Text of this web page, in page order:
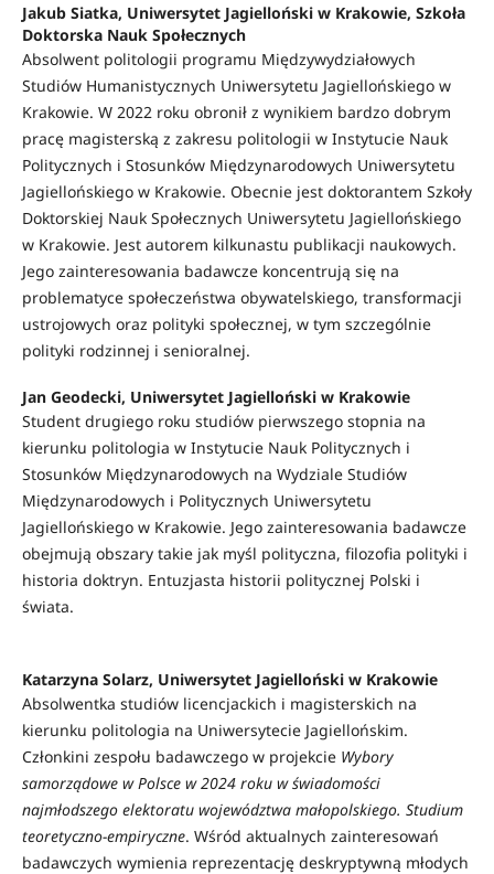
Jakub Siatka, Uniwersytet Jagielloński w Krakowie, Szkoła
Doktorska Nauk Społecznych
Absolwent politologii programu Międzywydziałowych
Studiów Humanistycznych Uniwersytetu Jagiellońskiego w
Krakowie. W 2022 roku obronił z wynikiem bardzo dobrym
pracę magisterską z zakresu politologii w Instytucie Nauk
Politycznych i Stosunków Międzynarodowych Uniwersytetu
Jagiellońskiego w Krakowie. Obecnie jest doktorantem Szkoły
Doktorskiej Nauk Społecznych Uniwersytetu Jagiellońskiego
w Krakowie. Jest autorem kilkunastu publikacji naukowych.
Jego zainteresowania badawcze koncentrują się na
problematyce społeczeństwa obywatelskiego, transformacji
ustrojowych oraz polityki społecznej, w tym szczególnie
polityki rodzinnej i senioralnej.
Jan Geodecki, Uniwersytet Jagielloński w Krakowie
Student drugiego roku studiów pierwszego stopnia na
kierunku politologia w Instytucie Nauk Politycznych i
Stosunków Międzynarodowych na Wydziale Studiów
Międzynarodowych i Politycznych Uniwersytetu
Jagiellońskiego w Krakowie. Jego zainteresowania badawcze
obejmują obszary takie jak myśl polityczna, filozofia polityki i
historia doktryn. Entuzjasta historii politycznej Polski i
świata.
Katarzyna Solarz, Uniwersytet Jagielloński w Krakowie
Absolwentka studiów licencjackich i magisterskich na
kierunku politologia na Uniwersytecie Jagiellońskim.
Członkini zespołu badawczego w projekcie Wybory
samorządowe w Polsce w 2024 roku w świadomości
najmłodszego elektoratu województwa małopolskiego. Studium
teoretyczno-empiryczne. Wśród aktualnych zainteresowań
badawczych wymienia reprezentację deskryptywną młodych